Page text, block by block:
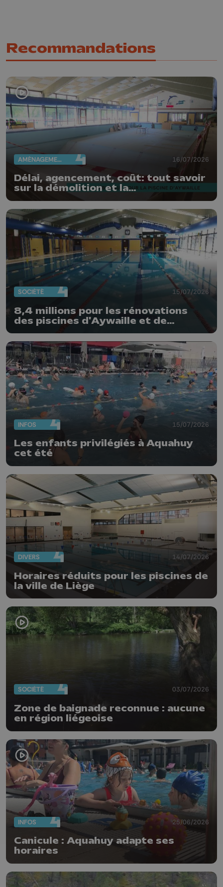
Recommandations
AMÉNAGEMENT DU TERRITOIRE 16/07/2026
Délai, agencement, coût: tout savoir
sur la démolition et la
d'Aywaille
SOCIÉTÉ 15/07/2026
8,4 millions pour les rénovations
des piscines d'Aywaille et de
Haccourt
INFOS 15/07/2026
Les enfants privilégiés à Aquahuy
cet été
DIVERS 14/07/2026
Horaires réduits pour les piscines de
la ville de Liège
SOCIÉTÉ 03/07/2026
Zone de baignade reconnue : aucune
en région liégeoise
INFOS 25/06/2026
Canicule : Aquahuy adapte ses
horaires